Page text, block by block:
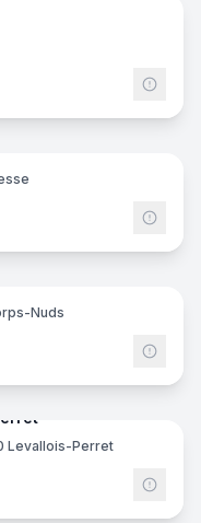
22
Nuds
Levallois-Perret
28